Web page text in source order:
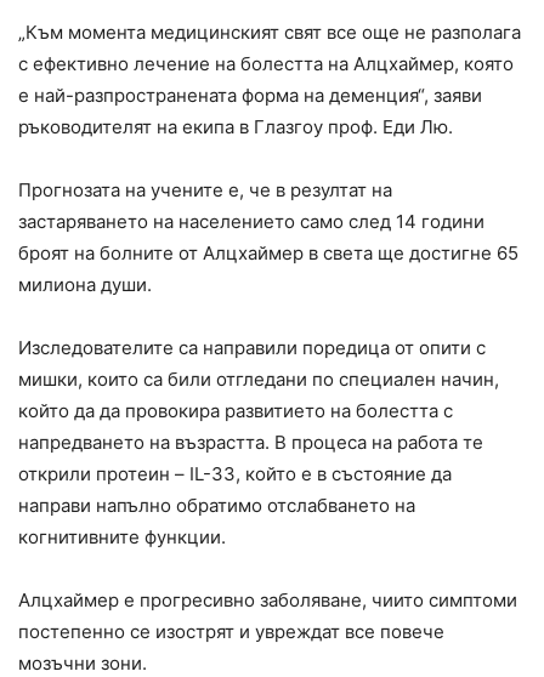
„Към момента медицинският свят все още не разполага
с ефективно лечение на болестта на Алцхаймер, която
е най-разпространената форма на деменция“, заяви
ръководителят на екипа в Глазгоу проф. Еди Лю.
Прогнозата на учените е, че в резултат на
застаряването на населението само след 14 години
броят на болните от Алцхаймер в света ще достигне 65
милиона души.
Изследователите са направили поредица от опити с
мишки, които са били отгледани по специален начин,
който да да провокира развитието на болестта с
напредването на възрастта. В процеса на работа те
открили протеин – IL-33, който е в състояние да
направи напълно обратимо отслабването на
когнитивните функции.
Алцхаймер е прогресивно заболяване, чиито симптоми
постепенно се изострят и увреждат все повече
мозъчни зони.